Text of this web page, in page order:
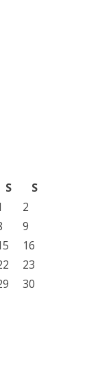
S
S
2
9
16
23
30